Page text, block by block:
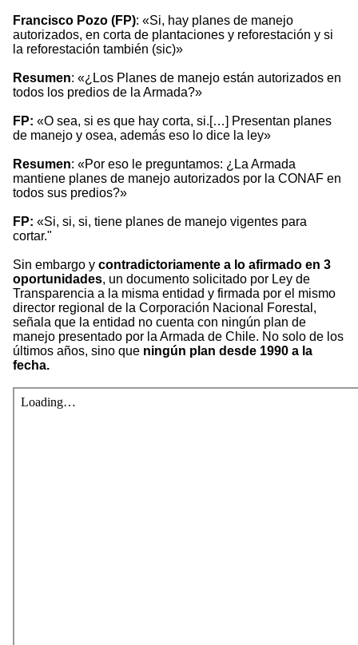
Francisco Pozo (FP): «Si, hay planes de manejo
autorizados, en corta de plantaciones y reforestación y si
la reforestación también (sic)»
Resumen: «¿Los Planes de manejo están autorizados en
todos los predios de la Armada?»
FP: «O sea, si es que hay corta, si.[…] Presentan planes
de manejo y osea, además eso lo dice la ley»
Resumen: «Por eso le preguntamos: ¿La Armada
mantiene planes de manejo autorizados por la CONAF en
todos sus predios?»
FP: «Si, si, si, tiene planes de manejo vigentes para
cortar."
Sin embargo y contradictoriamente a lo afirmado en 3
oportunidades, un documento solicitado por Ley de
Transparencia a la misma entidad y firmada por el mismo
director regional de la Corporación Nacional Forestal,
señala que la entidad no cuenta con ningún plan de
manejo presentado por la Armada de Chile. No solo de los
últimos años, sino que ningún plan desde 1990 a la
fecha.